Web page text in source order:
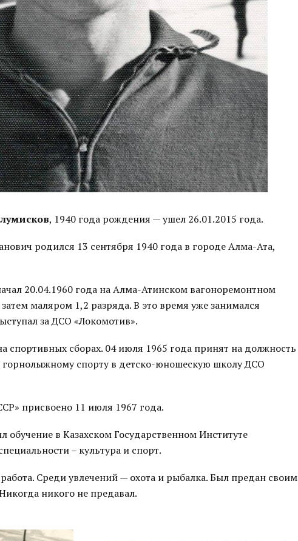
, 1940 года рождения — ушел 26.01.2015 года.
родился 13 сентября 1940 года в городе Алма-Ата,
20.04.1960 года на Алма-Атинском вагоноремонтном
маляром 1,2 разряда. В это время уже занимался
за ДСО «Локомотив».
спортивных сборах. 04 июля 1965 года принят на должность
горнолыжному спорту в детско-юношескую школу ДСО
присвоено 11 июля 1967 года.
обучение в Казахском Государственном Институте
– культура и спорт.
Среди увлечений — охота и рыбалка. Был предан своим
никого не предавал.